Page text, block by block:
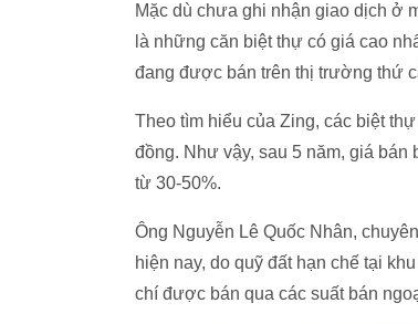
Mặc dù chưa ghi nhận giao dịch ở
là những căn biệt thự có giá cao
đang được bán trên thị trường thứ
Theo tìm hiểu của Zing, các biệt
đồng. Như vậy, sau 5 năm, giá
từ 30-50%.
Ông Nguyễn Lê Quốc Nhân,
hiện nay, do quỹ đất hạn chế tại
chí được bán qua các suất bán